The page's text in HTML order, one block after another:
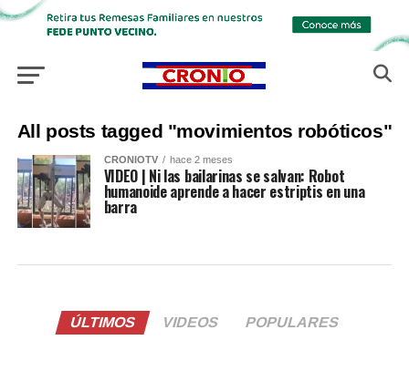
All posts tagged "movimientos robóticos"
CRONIOTV hace 2 meses
VIDEO | Ni las bailarinas se salvan: Robot
humanoide aprende a hacer estriptis en una
barra
ÚLTIMOS VIDEOS POPULARES